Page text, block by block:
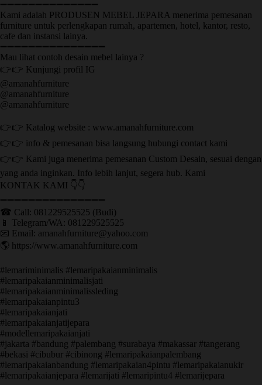
➖➖➖➖➖➖➖➖➖➖➖➖➖➖
Kami adalah PRODUSEN MEBEL JEPARA menerima pemesanan
furniture untuk perlengkapan rumah, apartemen, hotel, kantor, resto,
cafe dan instansi lainya.
➖➖➖➖➖➖➖➖➖➖➖➖➖➖➖
Mau lihat contoh desain mebel lainya ?
👉👉 Kunjungi profil IG
@amanahfurniture
@amanahfurniture
@amanahfurniture
👉👉 Katalog website : www.amanahfurniture.com
👉👉 info & pemesanan bisa langsung hubungi contact kami
👉👉 Kami juga menerima pemesanan Custom Desain, sesuai dengan
yang anda inginkan. Info lebih lanjut, segera hub. Kami
KONTAK KAMI 👇👇
➖➖➖➖➖➖➖➖➖➖➖➖➖➖➖ ㅤ
☎ Call: 081229525525 (Budi)
📱 Telegram/WA: 081229525525
📧 Email: amanahfurniture@yahoo.com
🌎 https://www.amanahfurniture.com
#lemariminimalis #lemaripakaianminimalis
#lemaripakaianminimalisjati
#lemaripakaianminimalissleding
#lemaripakaianpintu3
#lemaripakaianjati
#lemaripakaianjatijepara
#modellemaripakaianjati
#jakarta #bandung #palembang #surabaya #makassar #tangerang
#bekasi #cibubur #cibinong #lemaripakaianpalembang
#lemaripakaianbandung #lemaripakaian4pintu #lemaripakaianukir
#lemaripakaianjepara #lemarijati #lemaripintu4 #lemarijepara